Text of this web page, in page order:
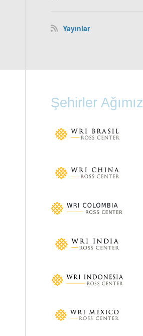
Yayınlar
Şehirler Ağımız